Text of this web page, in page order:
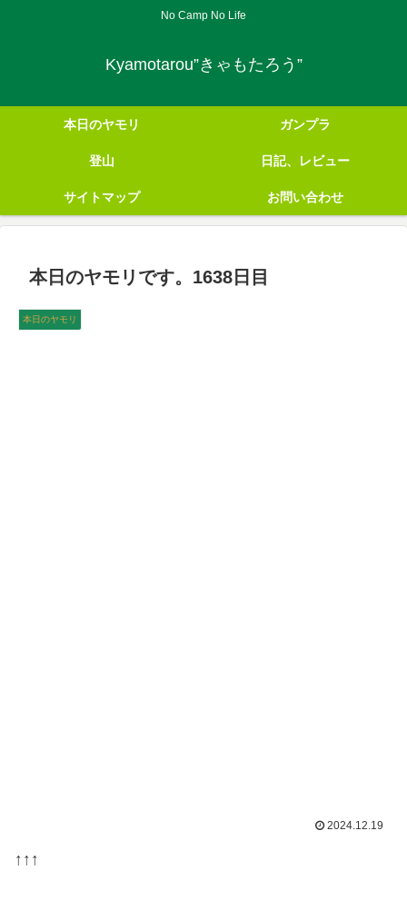
No Camp No Life
Kyamotarou”きゃもたろう”
本日のヤモリ ガンプラ
登山 日記、レビュー
サイトマップ お問い合わせ
本日のヤモリです。1638日目
本日のヤモリ
2024.12.19
↑↑↑